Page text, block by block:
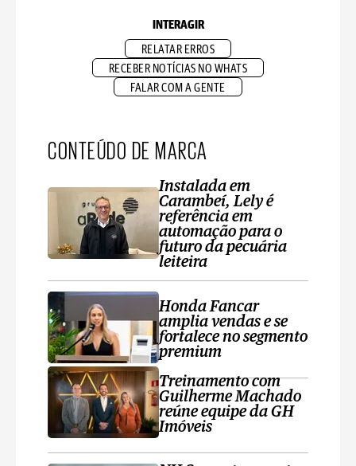
INTERAGIR
RELATAR ERROS
RECEBER NOTÍCIAS NO WHATS
FALAR COM A GENTE
CONTEÚDO DE MARCA
Instalada em
Carambeí, Lely é
referência em
automação para o
futuro da pecuária
leiteira
Honda Fancar
amplia vendas e se
fortalece no segmento
premium
Treinamento com
Guilherme Machado
reúne equipe da GH
Imóveis